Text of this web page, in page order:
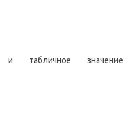
и табличное